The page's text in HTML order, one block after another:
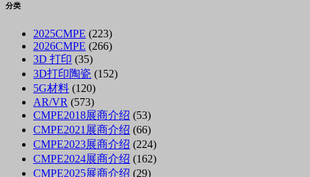
分类
2025CMPE (223)
2026CMPE (266)
3D 打印 (35)
3D打印陶瓷 (152)
5G材料 (120)
AR/VR (573)
CMPE2018展商介绍 (53)
CMPE2021展商介绍 (66)
CMPE2023展商介绍 (224)
CMPE2024展商介绍 (162)
CMPE2025展商介绍 (29)